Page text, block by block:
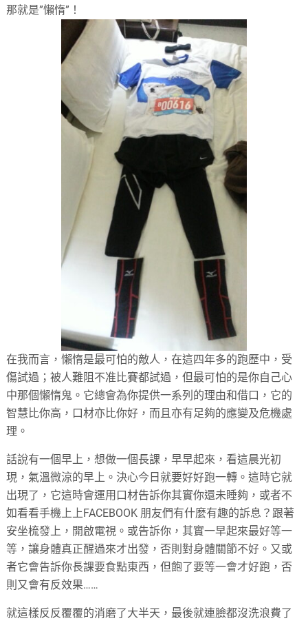
那就是”懶惰”！
在我而言，懶惰是最可怕的敵人，在這四年多的跑歷中，受
傷試過；被人難阻不准比賽都試過，但最可怕的是你自己心
中那個懶惰鬼。它總會為你提供一系列的理由和借口，它的
智慧比你高，口材亦比你好，而且亦有足夠的應變及危機處
理。
話說有一個早上，想做一個長課，早早起來，看這晨光初
現，氣溫微涼的早上。決心今日就要好好跑一轉。這時它就
出現了，它這時會運用口材告訴你其實你還未睡夠，或者不
如看看手機上上FACEBOOK 朋友們有什麼有趣的訴息？跟著
安坐梳發上，開啟電視。或告訴你，其實一早起來最好等一
等，讓身體真正醒過來才出發，否則對身體關節不好。又或
者它會告訴你長課要食點東西，但飽了要等一會才好跑，否
則又會有反效果……
就這樣反反覆覆的消磨了大半天，最後就連臉都沒洗浪費了